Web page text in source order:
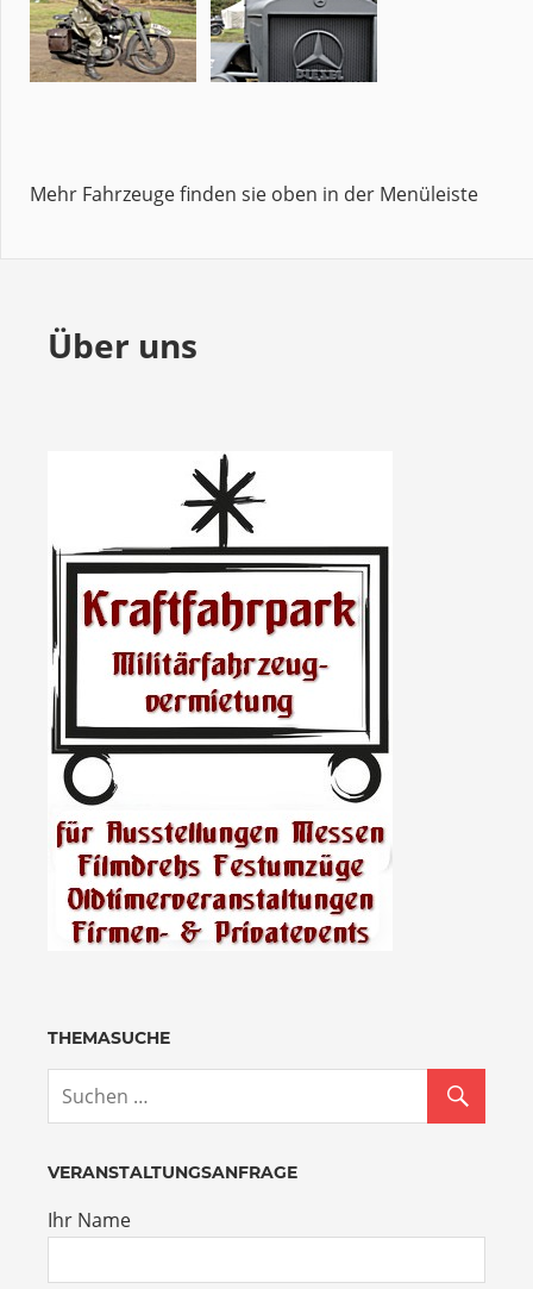
Mehr Fahrzeuge finden sie oben in der Menüleiste
Über uns
THEMASUCHE
VERANSTALTUNGSANFRAGE
Ihr Name